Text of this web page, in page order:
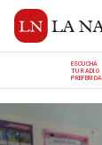
ESCUCHÁ
TU RADIO
PREFERIDA